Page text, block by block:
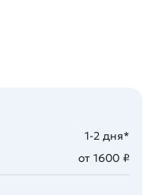
1-2 дня*
от 1600 ₽